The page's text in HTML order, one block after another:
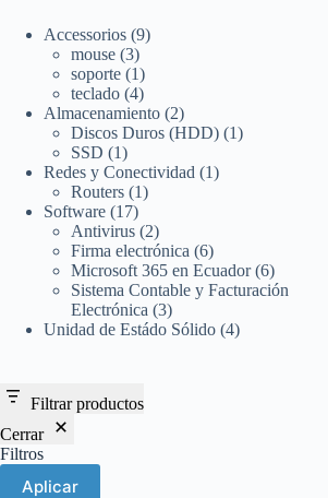
Accessorios 99
mouse 33
productos
soporte 11
producto
teclado 44
productos
Almacenamiento 22
productos
Discos Duros (HDD) 11
SSD 11
producto
Redes y Conectividad 11
Routers 11
Software 1717
productos
Antivirus 22
productos
Firma electrónica 66
productos
Microsoft 365 en Ecuador 66
productos
Sistema Contable y Facturación
Electrónica 33
productos
Unidad de Estádo Sólido 44
Filtrar productos
Cerrar
Filtros
Aplicar